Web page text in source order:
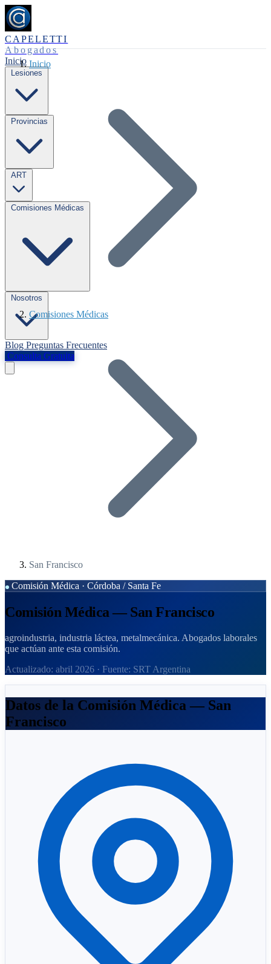
CAPELETTI
Abogados
Inicio
Blog Preguntas Frecuentes
Consulta Gratuita
Inicio
Comisiones Médicas
San Francisco
Comisión Médica · Córdoba / Santa Fe
Comisión Médica — San Francisco
agroindustria, industria láctea, metalmecánica. Abogados laborales
que actúan ante esta comisión.
Actualizado: abril 2026 · Fuente: SRT Argentina
Datos de la Comisión Médica — San
Francisco